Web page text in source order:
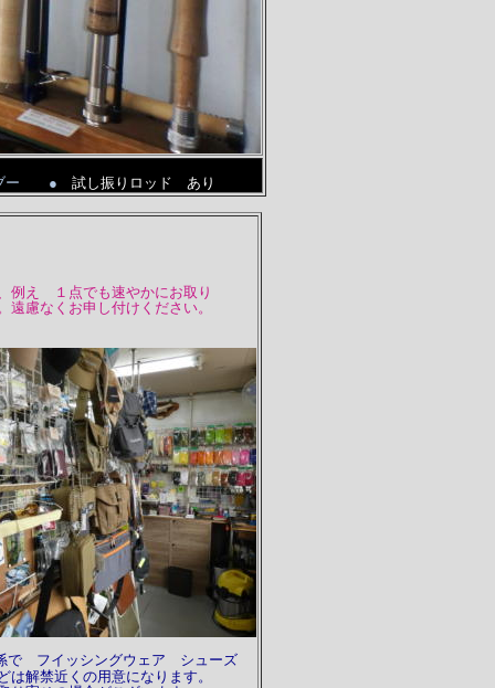
ー ● 試し振りロッド あり
例え １点でも速やかにお取り
慮なくお申し付けください。
で フイッシングウェア シューズ
解禁近くの用意になります。